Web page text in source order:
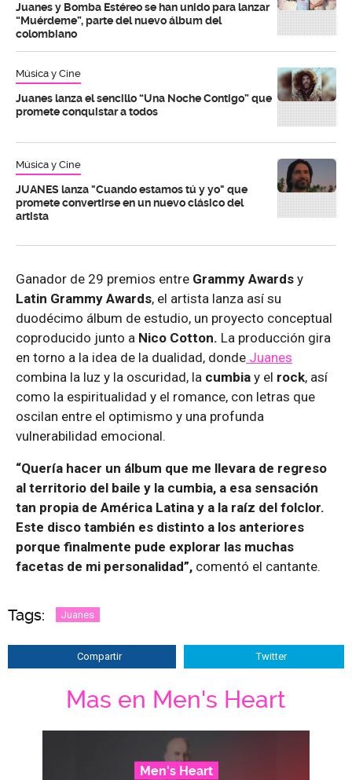
Juanes y Bomba Estéreo se han unido para lanzar
“Muérdeme”, parte del nuevo álbum del
colombiano
Música y Cine
Juanes lanza el sencillo “Una Noche Contigo” que
promete conquistar a todos
Música y Cine
JUANES lanza "Cuando estamos tú y yo" que
promete convertirse en un nuevo clásico del
artista
Ganador de 29 premios entre Grammy Awards y
Latin Grammy Awards, el artista lanza así su
duodécimo álbum de estudio, un proyecto conceptual
coproducido junto a Nico Cotton. La producción gira
en torno a la idea de la dualidad, donde Juanes
combina la luz y la oscuridad, la cumbia y el rock, así
como la espiritualidad y el romance, con letras que
oscilan entre el optimismo y una profunda
vulnerabilidad emocional.
“Quería hacer un álbum que me llevara de regreso
al territorio del baile y la cumbia, a esa sensación
tan propia de América Latina y a la raíz del folclor.
Este disco también es distinto a los anteriores
porque finalmente pude explorar las muchas
facetas de mi personalidad”, comentó el cantante.
Tags: Juanes
Compartir Twitter
Mas en Men's Heart
Men's Heart